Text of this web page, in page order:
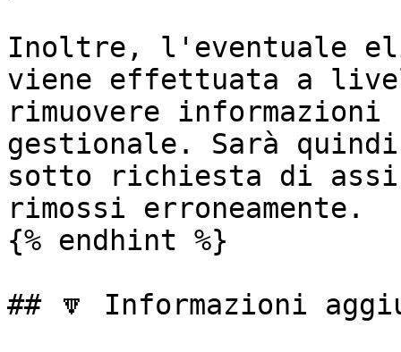
Inoltre, l'eventuale
viene effettuata a
rimuovere
gestionale. Sarà
sotto richiesta di
rimossi erroneamente.
{% endhint %}
## 🔽 Informazioni